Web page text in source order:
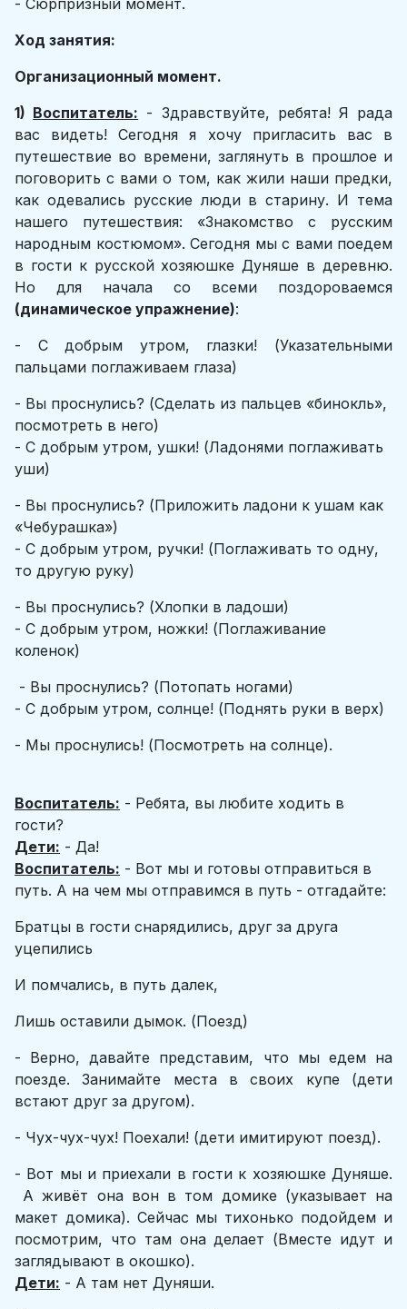
- Сюрпризный момент.
Ход занятия:
Организационный момент.
1) Воспитатель: - Здравствуйте, ребята! Я рада
вас видеть! Сегодня я хочу пригласить вас в
путешествие во времени, заглянуть в прошлое и
поговорить с вами о том, как жили наши предки,
как одевались русские люди в старину. И тема
нашего путешествия: «Знакомство с русским
народным костюмом». Сегодня мы с вами поедем
в гости к русской хозяюшке Дуняше в деревню.
Но для начала со всеми поздороваемся
(динамическое упражнение):
- С добрым утром, глазки! (Указательными
пальцами поглаживаем глаза)
- Вы проснулись? (Сделать из пальцев «бинокль»,
посмотреть в него)
- С добрым утром, ушки! (Ладонями поглаживать
уши)
- Вы проснулись? (Приложить ладони к ушам как
«Чебурашка»)
- С добрым утром, ручки! (Поглаживать то одну,
то другую руку)
- Вы проснулись? (Хлопки в ладоши)
- С добрым утром, ножки! (Поглаживание
коленок)
- Вы проснулись? (Потопать ногами)
- С добрым утром, солнце! (Поднять руки в верх)
- Мы проснулись! (Посмотреть на солнце).
Воспитатель: - Ребята, вы любите ходить в
гости?
Дети: - Да!
Воспитатель: - Вот мы и готовы отправиться в
путь. А на чем мы отправимся в путь - отгадайте:
Братцы в гости снарядились, друг за друга
уцепились
И помчались, в путь далек,
Лишь оставили дымок. (Поезд)
- Верно, давайте представим, что мы едем на
поезде. Занимайте места в своих купе (дети
встают друг за другом).
- Чух-чух-чух! Поехали! (дети имитируют поезд).
- Вот мы и приехали в гости к хозяюшке Дуняше.
А живёт она вон в том домике (указывает на
макет домика). Сейчас мы тихонько подойдем и
посмотрим, что там она делает (Вместе идут и
заглядывают в окошко).
Дети: - А там нет Дуняши.